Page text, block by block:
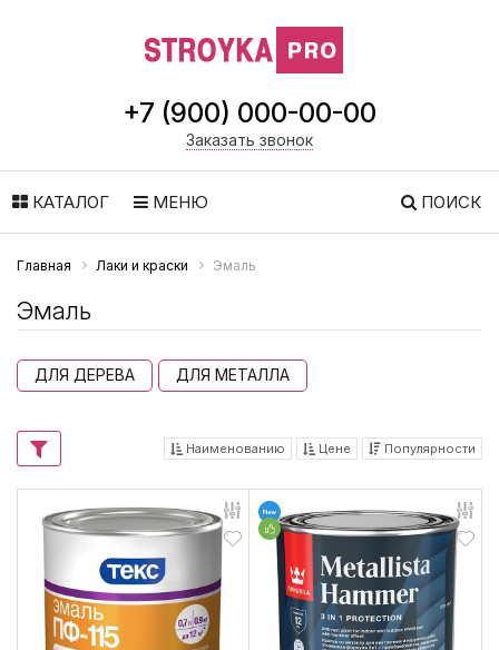
+7 (900) 000-00-00
Заказать звонок
КАТАЛОГ МЕНЮ ПОИСК
Главная Лаки и краски Эмаль
Эмаль
ДЛЯ ДЕРЕВА ДЛЯ МЕТАЛЛА
Наименованию Цене Популярности